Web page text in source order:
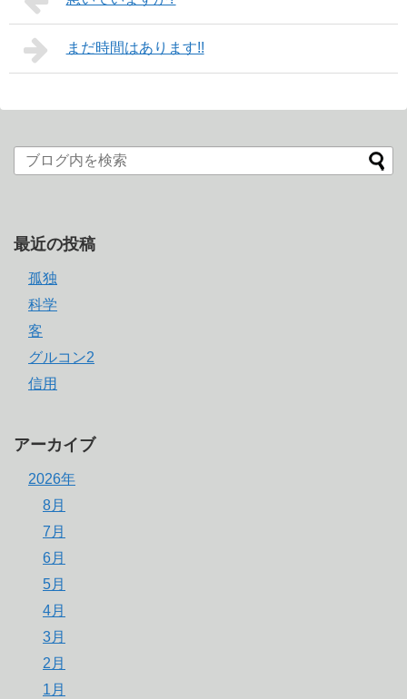
まだ時間はあります!!
最近の投稿
孤独
科学
客
グルコン2
信用
アーカイブ
2026年
8月
7月
6月
5月
4月
3月
2月
1月